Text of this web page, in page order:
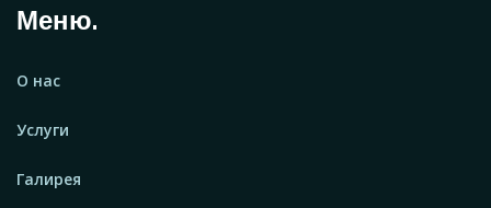
Меню.
О нас
Услуги
Галирея